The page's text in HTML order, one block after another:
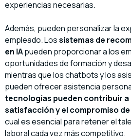
experiencias necesarias.
Además, pueden personalizar la
empleado. Lossistemas de
en IApueden proporcionar a los
oportunidades de formación y
mientras que los chatbots y los
pueden ofrecer asistencia
tecnologías pueden contribuir a
satisfacción y el compromiso
cual es esencial para retener el
laboral cada vez más competitivo.